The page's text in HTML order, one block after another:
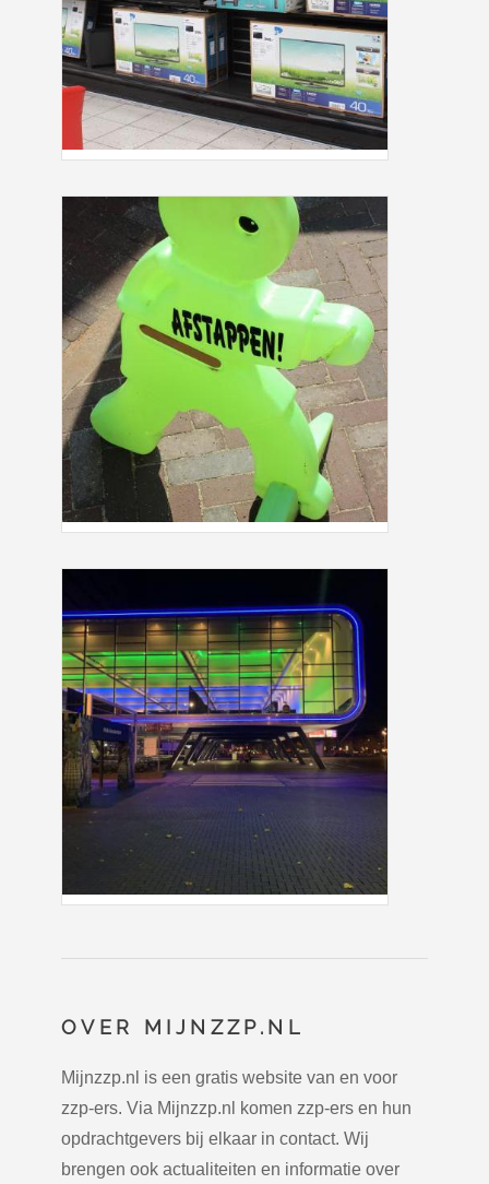
OVER MIJNZZP.NL
Mijnzzp.nl is een gratis website van en voor
zzp-ers. Via Mijnzzp.nl komen zzp-ers en hun
opdrachtgevers bij elkaar in contact. Wij
brengen ook actualiteiten en informatie over